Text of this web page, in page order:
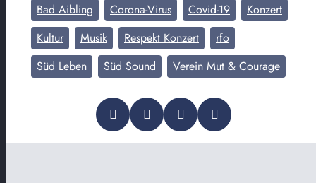
Bad Aibling Corona-Virus Covid-19
Konzert
Kultur
Musik Respekt Konzert
rfo
Süd Leben
Süd Sound Verein Mut & Courage